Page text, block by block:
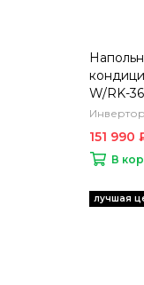
W/RK-
151 990
В